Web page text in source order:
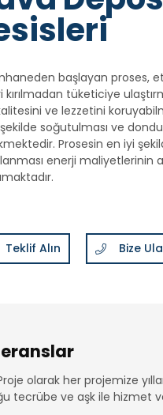
başlayan proses,
kırılmadan tüketiciye
ve lezzetini
soğutulması ve
Prosesin en iyi
enerji maliyetlerinin
Teklif Alın Bize
olarak her projemize
tecrübe ve aşk ile hizmet